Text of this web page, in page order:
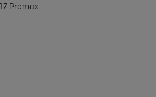
Promax